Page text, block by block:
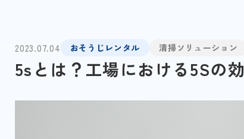
2023.07.04 おそうじレンタル 清掃ソリューション
5sとは？工場における5Sの